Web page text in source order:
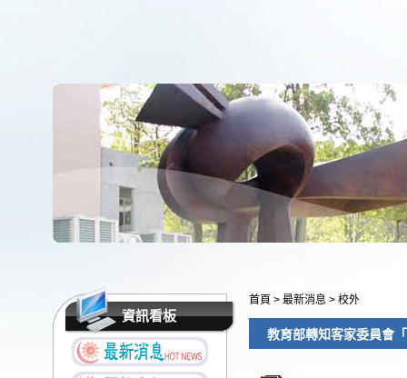
資訊看板
首頁 > 最新消息 > 校外
教育部轉知客家委員會